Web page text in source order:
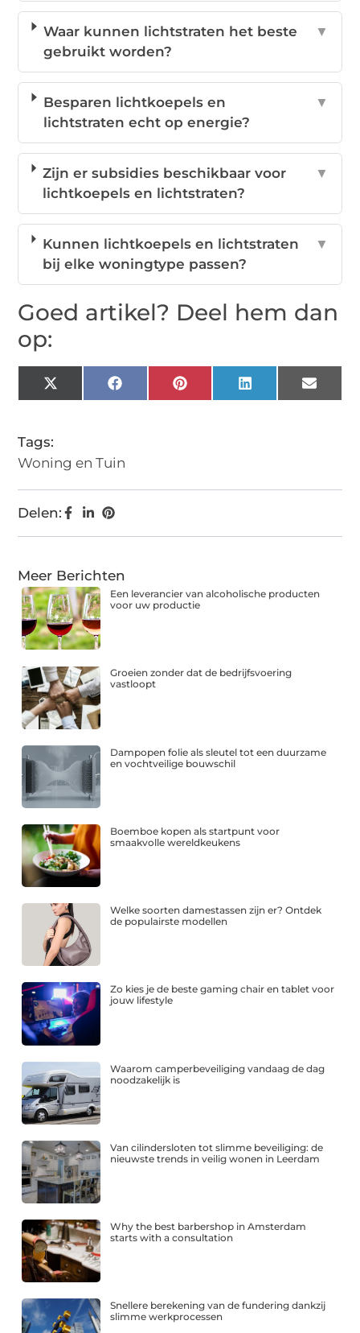
Waar kunnen lichtstraten het beste
gebruikt worden?
▼
Besparen lichtkoepels en
lichtstraten echt op energie?
▼
Zijn er subsidies beschikbaar voor
lichtkoepels en lichtstraten?
▼
Kunnen lichtkoepels en lichtstraten
bij elke woningtype passen?
▼
Goed artikel? Deel hem dan
op:
X
(Twitter)
FacebookPinterestLinkedIn Email
Tags:
Woning en Tuin
Delen:
Meer Berichten
Een leverancier van alcoholische producten
voor uw productie
Groeien zonder dat de bedrijfsvoering
vastloopt
Dampopen folie als sleutel tot een duurzame
en vochtveilige bouwschil
Boemboe kopen als startpunt voor
smaakvolle wereldkeukens
Welke soorten damestassen zijn er? Ontdek
de populairste modellen
Zo kies je de beste gaming chair en tablet voor
jouw lifestyle
Waarom camperbeveiliging vandaag de dag
noodzakelijk is
Van cilindersloten tot slimme beveiliging: de
nieuwste trends in veilig wonen in Leerdam
Why the best barbershop in Amsterdam
starts with a consultation
Snellere berekening van de fundering dankzij
slimme werkprocessen